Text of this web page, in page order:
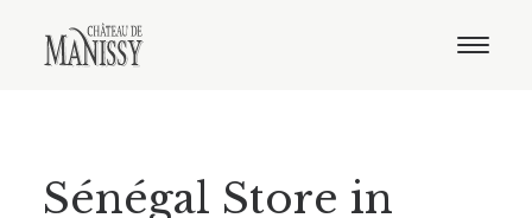
Distribution
Sénégal Store in